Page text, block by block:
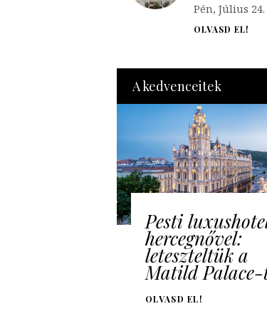
Pén, Július 24.
OLVASD EL!
A kedvenceitek
Pesti
hercegnővel:
leteszteltük a
Matild
OLVASD EL!